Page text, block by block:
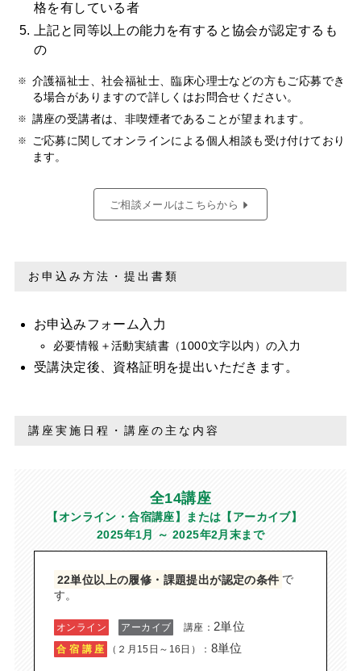
格を有している者
上記と同等以上の能力を有すると協会が認定するも
の
介護福祉士、社会福祉士、臨床心理士などの方もご応募でき
る場合がありますので詳しくはお問合せください。
講座の受講者は、非喫煙者であることが望まれます。
ご応募に関してオンラインによる個人相談も受け付けており
ます。
ご相談メールはこちらから
お申込み方法・提出書類
お申込みフォーム入力
必要情報＋活動実績書（1000文字以内）の入力
受講決定後、資格証明を提出いただきます。
講座実施日程・講座の主な内容
全14講座
【オンライン・合宿講座】または【アーカイブ】
2025年1月 ～ 2025年2月末まで
22単位以上の履修・課題提出が認定の条件 で
す。
オンライン アーカイブ 講座： 2単位
合 宿 講 座 （２月15日～16日）： 8単位